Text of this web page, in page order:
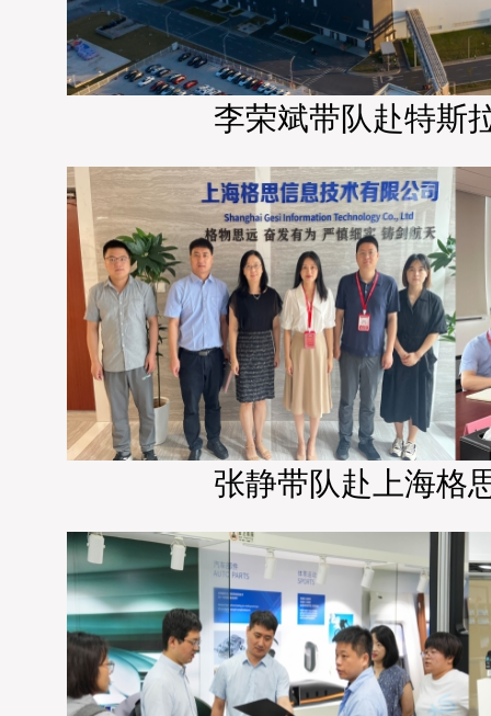
李荣斌带队赴特斯
张静带队赴上海格